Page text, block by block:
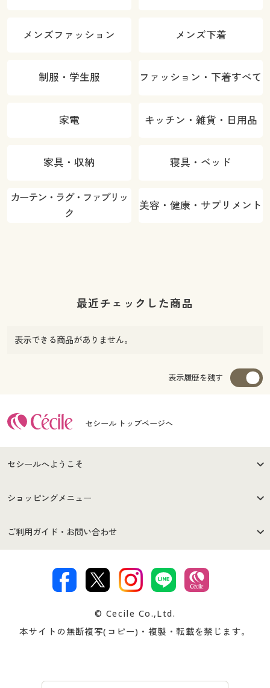
メンズファッション メンズ下着
制服・学生服 ファッション・下着すべて
家電 キッチン・雑貨・日用品
家具・収納 寝具・ベッド
カーテン・ラグ・ファブリッ
ク
美容・健康・サプリメント
最近チェックした商品
表示できる商品がありません。
表示履歴を残す
セシール トップページへ
セシールへようこそ
はじめての方へ
セシールご利用規約
著作権・商標について 会社案内
ショッピングメニュー
商品カテゴリ
プレゼント＆キャンペーン サイトマップ
ご利用ガイド・お問い合わせ
交換・返品は お支払は
ついて
忘れの場合
© Cecile Co.,Ltd.
本サイトの無断複写(コピー)・複製・転載を禁じます。